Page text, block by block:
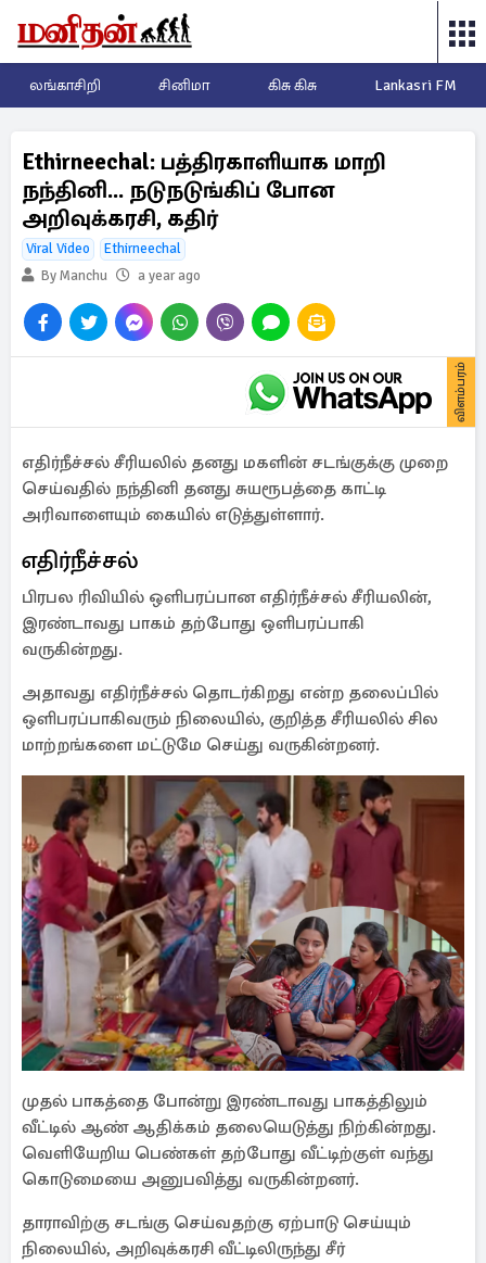
லங்காசிறி சினிமா கிசு கிசு Lankasri FM
Ethirneechal: பத்திரகாளியாக மாறி
நந்தினி... நடுநடுங்கிப் போன
அறிவுக்கரசி, கதிர்
Viral Video
Ethirneechal
By Manchu
a year ago
விளம்பரம்
எதிர்நீச்சல் சீரியலில் தனது மகளின் சடங்குக்கு முறை
செய்வதில் நந்தினி தனது சுயரூபத்தை காட்டி
அரிவாளையும் கையில் எடுத்துள்ளார்.
எதிர்நீச்சல்
பிரபல ரிவியில் ஒளிபரப்பான எதிர்நீச்சல் சீரியலின்,
இரண்டாவது பாகம் தற்போது ஒளிபரப்பாகி
வருகின்றது.
அதாவது எதிர்நீச்சல் தொடர்கிறது என்ற தலைப்பில்
ஒளிபரப்பாகிவரும் நிலையில், குறித்த சீரியலில் சில
மாற்றங்களை மட்டுமே செய்து வருகின்றனர்.
முதல் பாகத்தை போன்று இரண்டாவது பாகத்திலும்
வீட்டில் ஆண் ஆதிக்கம் தலையெடுத்து நிற்கின்றது.
வெளியேறிய பெண்கள் தற்போது வீட்டிற்குள் வந்து
கொடுமையை அனுபவித்து வருகின்றனர்.
தாராவிற்கு சடங்கு செய்வதற்கு ஏற்பாடு செய்யும்
நிலையில், அறிவுக்கரசி வீட்டிலிருந்து சீர்